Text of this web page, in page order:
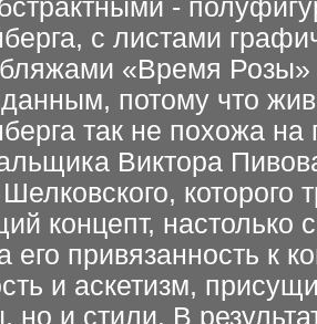
-
с листами
«Время Розы»
потому что
так не похожа на
Виктора
которого
концепт, настолько
его привязанность к
и аскетизм,
но и стили. В